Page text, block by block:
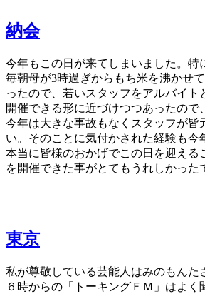
納会
今年もこの日が来てしまいました。特
毎朝母が3時過ぎからもち米を沸かせ
ったので、若いスタッフをアルバイ
開催できる形に近づけつつあったので
今年は大きな事故もなくスタッフが皆
い。そのことに気付かされた経験も今
本当に皆様のおかげでこの日を迎え
を開催できた事がとてもうれしかった
東京
私が尊敬している芸能人はみのもんた
６時からの「トーキングＦＭ」はよく